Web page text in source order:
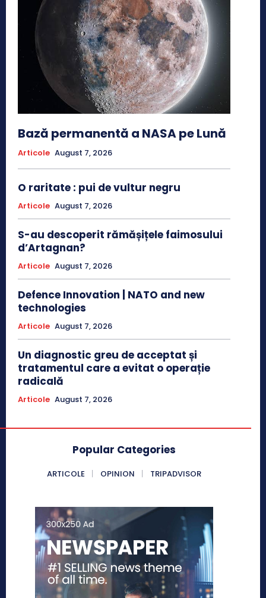
Bază permanentă a NASA pe Lună
Articole August 7, 2026
O raritate : pui de vultur negru
Articole August 7, 2026
S-au descoperit rămășițele faimosului
d’Artagnan?
Articole August 7, 2026
Defence Innovation | NATO and new
technologies
Articole August 7, 2026
Un diagnostic greu de acceptat și
tratamentul care a evitat o operație
radicală
Articole August 7, 2026
Popular Categories
ARTICOLE OPINION TRIPADVISOR